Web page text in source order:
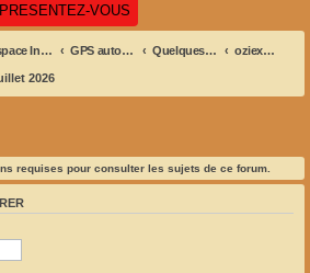
PRESENTEZ-VOUS
Espace Informatique-GPS- Navigation GPS autonomes - PDA et informatique embarquée Quelques outils et liens pratiques (software): oziexplorer
2026
requises pour consulter les sujets de ce forum.